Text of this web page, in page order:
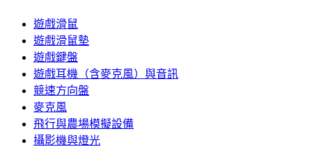
遊戲滑鼠
遊戲滑鼠墊
遊戲鍵盤
遊戲耳機（含麥克風）與音訊
競速方向盤
麥克風
飛行與農場模擬設備
攝影機與燈光